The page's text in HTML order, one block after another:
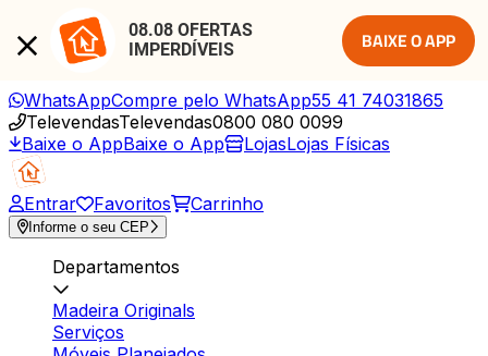
08.08 OFERTAS
IMPERDÍVEIS
BAIXE O APP
WhatsAppCompre pelo WhatsApp55 41 74031865
TelevendasTelevendas0800 080 0099
Baixe o AppBaixe o App LojasLojas Físicas
Entrar Favoritos Carrinho
Informe o seu CEP
Departamentos
Madeira Originals
Serviços